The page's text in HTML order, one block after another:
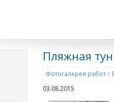
Пляжная
Фотогалерея работ::
03.08.2015